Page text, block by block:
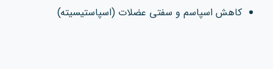
کاهش اسپاسم و سفتی عضلات (اسپاستیسیته)